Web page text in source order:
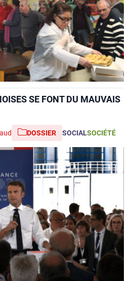
SE FONT DU MAUVAIS
DOSSIER SOCIALSOCIÉTÉ